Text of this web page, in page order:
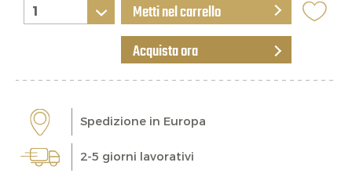
Metti nel carrello
Acquista ora
Spedizione in Europa
2-5 giorni lavorativi